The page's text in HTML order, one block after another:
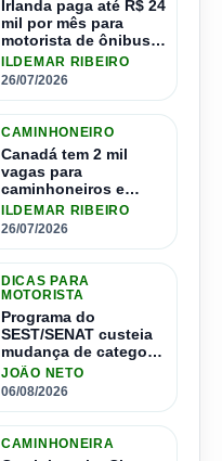
Irlanda paga até R$ 24
mil por mês para
motorista de ônibus e
pode contratar até
1.500 motoristas
ILDEMAR RIBEIRO
26/07/2026
CAMINHONEIRO
Canadá tem 2 mil
vagas para
caminhoneiros e
salário de até R$ 24
mil por mês
ILDEMAR RIBEIRO
26/07/2026
DICAS PARA
MOTORISTA
Programa do
SEST/SENAT custeia
mudança de categoria
da CNH; saiba como
se inscrever
JOÃO NETO
06/08/2026
CAMINHONEIRA